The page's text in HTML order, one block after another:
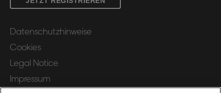
Datenschutzhinweise
Cookies
Legal Notice
Impressum